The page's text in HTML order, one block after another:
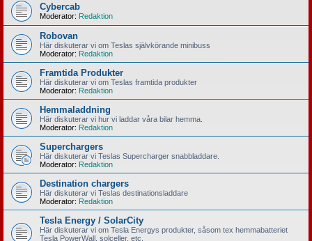
Cybercab
Moderator: Redaktion
Robovan
Här diskuterar vi om Teslas självkörande minibuss
Moderator: Redaktion
Framtida Produkter
Här diskuterar vi om Teslas framtida produkter
Moderator: Redaktion
Hemmaladdning
Här diskuterar vi hur vi laddar våra bilar hemma.
Moderator: Redaktion
Superchargers
Här diskuterar vi Teslas Supercharger snabbladdare.
Moderator: Redaktion
Destination chargers
Här diskuterar vi Teslas destinationsladdare
Moderator: Redaktion
Tesla Energy / SolarCity
Här diskuterar vi om Tesla Energys produkter, såsom tex hemmabatteriet
Tesla PowerWall, solceller, etc.